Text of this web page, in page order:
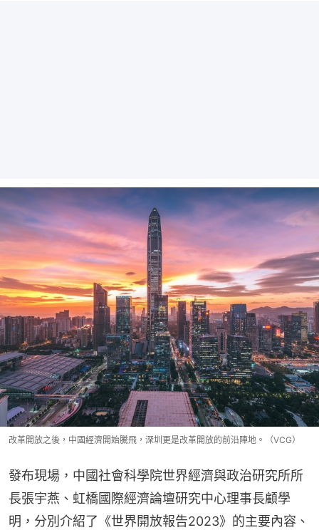
改革開放之後，中國經濟開始騰飛，深圳更是改革開放的前沿陣地。（VCG）
發布現場，中國社會科學院世界經濟與政治研究所所
長張宇燕、虹橋國際經濟論壇研究中心理事長顧學
明，分別介紹了《世界開放報告2023》的主要內容、